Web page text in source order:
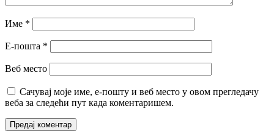
Име *
Е-пошта *
Веб место
Сачувај моје име, е-пошту и веб место у овом прегледачу
веба за следећи пут када коментаришем.